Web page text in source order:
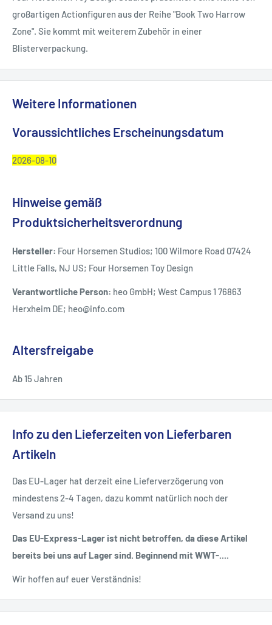
großartigen Actionfiguren aus der Reihe "Book Two Harrow
Zone". Sie kommt mit weiterem Zubehör in einer
Blisterverpackung.
Weitere Informationen
Voraussichtliches Erscheinungsdatum
2026-08-10
Hinweise gemäß
Produktsicherheitsverordnung
Hersteller: Four Horsemen Studios; 100 Wilmore Road 07424
Little Falls, NJ US; Four Horsemen Toy Design
Verantwortliche Person: heo GmbH; West Campus 1 76863
Herxheim DE; heo@info.com
Altersfreigabe
Ab 15 Jahren
Info zu den Lieferzeiten von Lieferbaren
Artikeln
Das EU-Lager hat derzeit eine Lieferverzögerung von
mindestens 2-4 Tagen, dazu kommt natürlich noch der
Versand zu uns!
Das EU-Express-Lager ist nicht betroffen, da diese Artikel
bereits bei uns auf Lager sind. Beginnend mit WWT-....
Wir hoffen auf euer Verständnis!